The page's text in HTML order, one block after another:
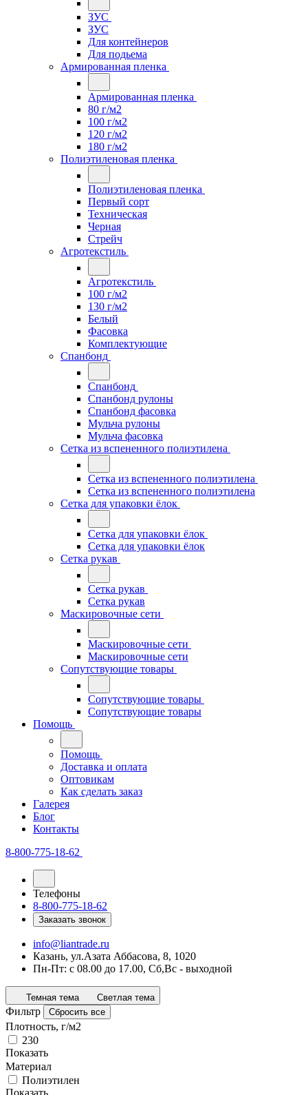
ЗУС
ЗУС
Для контейнеров
Для подьема
Армированная пленка
Армированная пленка
80 г/м2
100 г/м2
120 г/м2
180 г/м2
Полиэтиленовая пленка
Полиэтиленовая пленка
Первый сорт
Техническая
Черная
Стрейч
Агротекстиль
Агротекстиль
100 г/м2
130 г/м2
Белый
Фасовка
Комплектующие
Спанбонд
Спанбонд
Спанбонд рулоны
Спанбонд фасовка
Мульча рулоны
Мульча фасовка
Сетка из вспененного полиэтилена
Сетка из вспененного полиэтилена
Сетка из вспененного полиэтилена
Сетка для упаковки ёлок
Сетка для упаковки ёлок
Сетка для упаковки ёлок
Сетка рукав
Сетка рукав
Сетка рукав
Маскировочные сети
Маскировочные сети
Маскировочные сети
Сопутствующие товары
Сопутствующие товары
Сопутствующие товары
Помощь
Помощь
Доставка и оплата
Оптовикам
Как сделать заказ
Галерея
Блог
Контакты
8-800-775-18-62
Телефоны
8-800-775-18-62
Заказать звонок
info@liantrade.ru
Казань, ул.Азата Аббасова, 8, 1020
Пн-Пт: c 08.00 до 17.00, Cб,Вс - выходной
Темная тема Светлая тема
Фильтр Сбросить все
Плотность, г/м2
230
Показать
Материал
Полиэтилен
Показать